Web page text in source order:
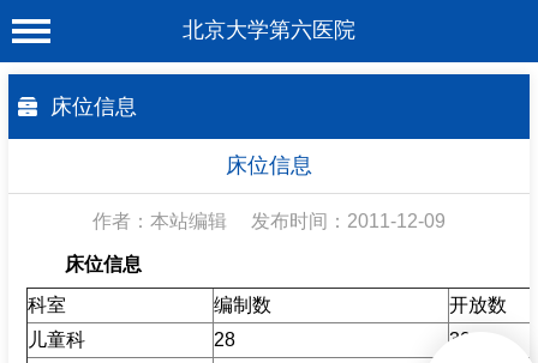
北京大学第六医院
医院概况
科室介绍
专家介绍
就诊服务
床位信息
床位信息
作者：本站编辑 发布时间：2011-12-09
床位信息
科室
编制数
开放数
儿童科
28
30